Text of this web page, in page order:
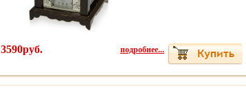
3590руб. подробнее...